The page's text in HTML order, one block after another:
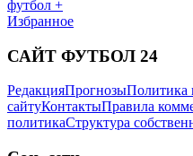
футбол +
Избранное
САЙТ ФУТБОЛ 24
РедакцияПрогнозыПолитика
сайтуКонтактыПравила
политикаСтруктура